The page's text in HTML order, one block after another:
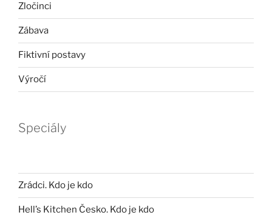
Zločinci
Zábava
Fiktivní postavy
Výročí
Speciály
Zrádci. Kdo je kdo
Hell’s Kitchen Česko. Kdo je kdo